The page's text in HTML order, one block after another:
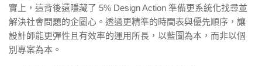
實上，這背後還隱藏了 5% Design Action 準備更系統化找尋並
解決社會問題的企圖心。透過更精準的時間表與優先順序，讓
設計師能更彈性且有效率的運用所長，以藍圖為本，而非以個
別專案為本。